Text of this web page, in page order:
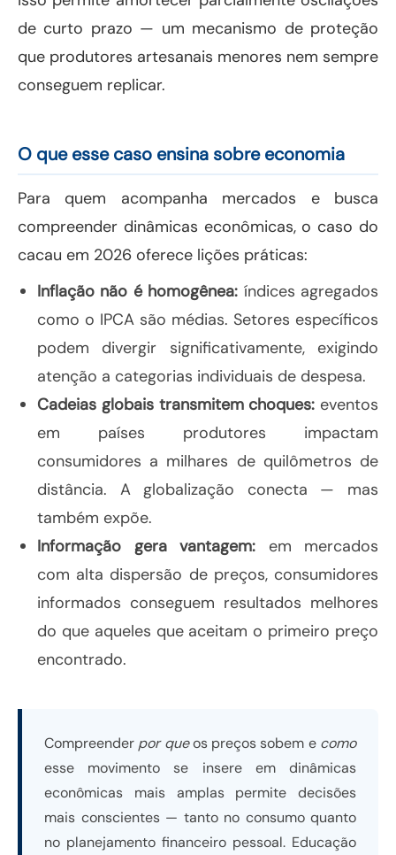
de curto prazo — um mecanismo de proteção
que produtores artesanais menores nem sempre
conseguem replicar.
O que esse caso ensina sobre economia
Para quem acompanha mercados e busca
compreender dinâmicas econômicas, o caso do
cacau em 2026 oferece lições práticas:
Inflação não é homogênea: índices agregados
como o IPCA são médias. Setores específicos
podem divergir significativamente, exigindo
atenção a categorias individuais de despesa.
Cadeias globais transmitem choques: eventos
em países produtores impactam
consumidores a milhares de quilômetros de
distância. A globalização conecta — mas
também expõe.
Informação gera vantagem: em mercados
com alta dispersão de preços, consumidores
informados conseguem resultados melhores
do que aqueles que aceitam o primeiro preço
encontrado.
Compreender por queos preços sobem e como
esse movimento se insere em dinâmicas
econômicas mais amplas permite decisões
mais conscientes — tanto no consumo quanto
no planejamento financeiro pessoal. Educação